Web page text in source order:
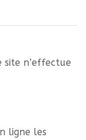
site n’effectue
ligne les